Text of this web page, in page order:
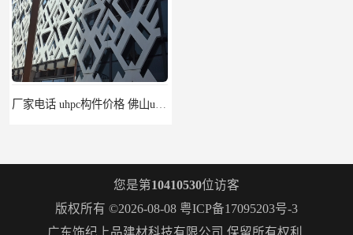
您是第10410530位访客
版权所有 ©2026-08-08 粤ICP备17095203号-3
广东饰纪上品建材科技有限公司 保留所有权利.